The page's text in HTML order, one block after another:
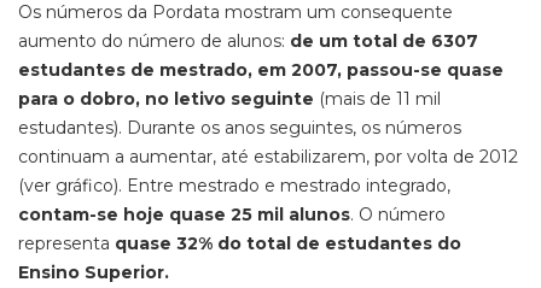
Os números da Pordata mostram um consequente
aumento do número de alunos: de um total de 6307
estudantes de mestrado, em 2007, passou-se quase
para o dobro, no letivo seguinte (mais de 11 mil
estudantes). Durante os anos seguintes, os números
continuam a aumentar, até estabilizarem, por volta de 2012
(ver gráfico). Entre mestrado e mestrado integrado,
contam-se hoje quase 25 mil alunos. O número
representa quase 32% do total de estudantes do
Ensino Superior.